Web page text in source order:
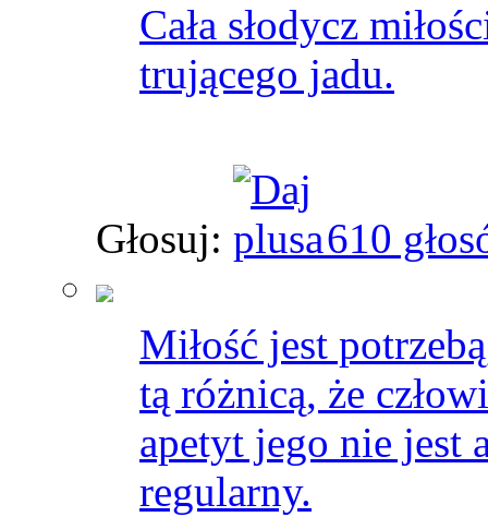
Cała słodycz
trującego jadu.
Głosuj: 610
Miłość jest
tą różnicą, że
apetyt jego nie jest
regularny.